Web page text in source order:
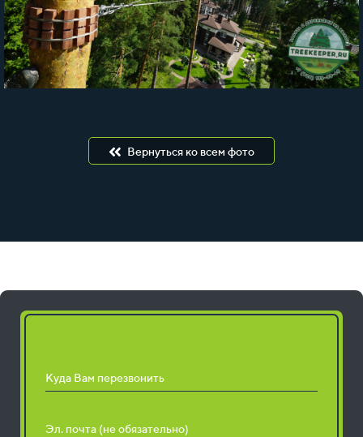
Вернуться ко всем фото
Куда Вам перезвонить
Эл. почта (не обязательно)